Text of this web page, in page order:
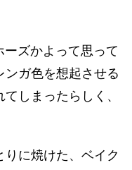
ーズかよって思って
ンガ色を想起させる
しまったらしく、
に焼けた、ベイク